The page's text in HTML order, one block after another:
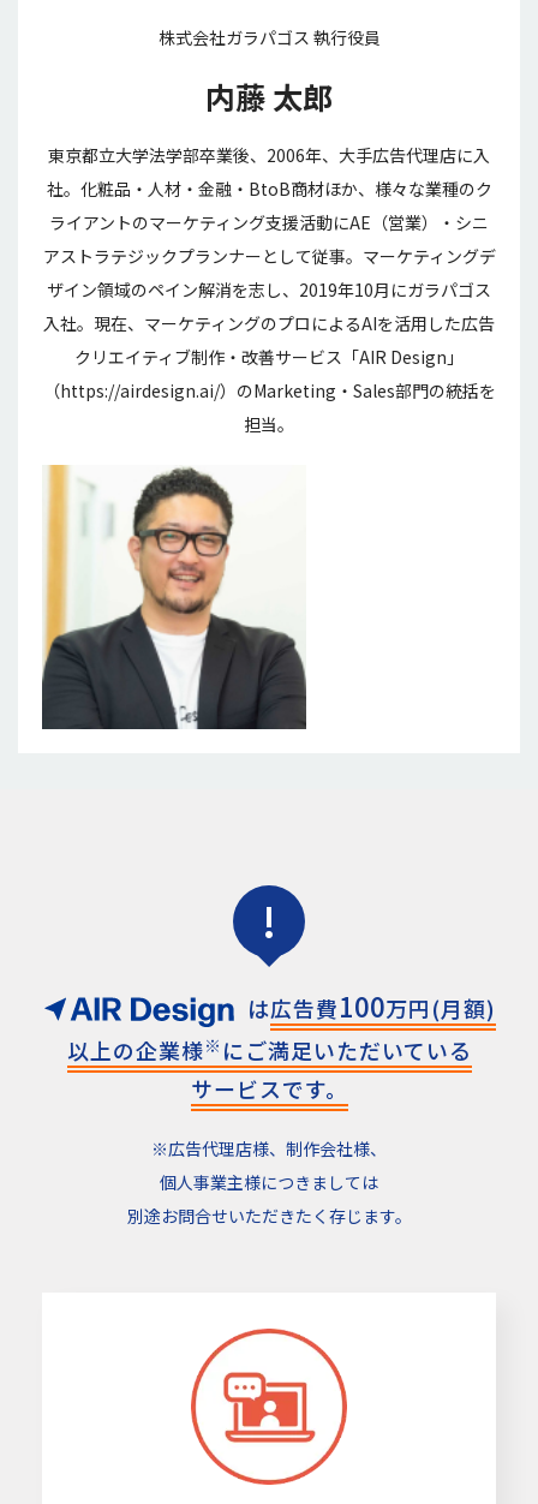
株式会社ガラパゴス 執行役員
内藤 太郎
東京都立大学法学部卒業後、2006年、大手広告代理店に入
社。化粧品・人材・金融・BtoB商材ほか、様々な業種のク
ライアントのマーケティング支援活動にAE（営業）・シニ
アストラテジックプランナーとして従事。マーケティングデ
ザイン領域のペイン解消を志し、2019年10月にガラパゴス
入社。現在、マーケティングのプロによるAIを活用した広告
クリエイティブ制作・改善サービス「AIR Design」
（https://airdesign.ai/）のMarketing・Sales部門の統括を
担当。
!
は広告費100万円(月額)
以上の企業様※ にご満足いただいている
サービスです。
※広告代理店様、制作会社様、
個人事業主様につきましては
別途お問合せいただきたく存じます。